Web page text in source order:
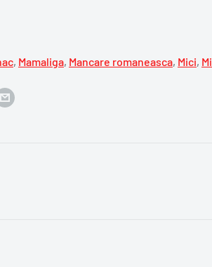
, Mamaliga, Mancare romaneasca, Mici,